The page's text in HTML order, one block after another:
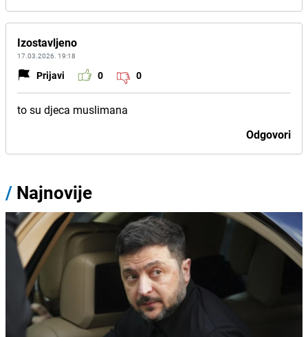
Izostavljeno
17.03.2026. 19:18
Prijavi 0 0
to su djeca muslimana
Odgovori
/ Najnovije